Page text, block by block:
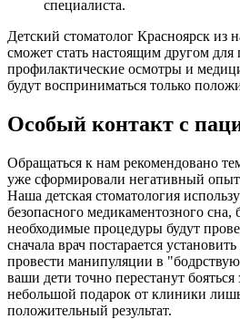
специалиста.
Детский стоматолог Красноярск из
сможет стать настоящим другом для
профилактические осмотры и
будут восприниматься только
Особый контакт с
Обращаться к нам рекомендовано
уже сформировали негативный
Наша детская стоматология
безопасного медикаментозного сна,
необходимые процедуры будут
сначала врач постарается
провести манипуляции в
ваши дети точно перестанут
небольшой подарок от клиники
положительный результат.